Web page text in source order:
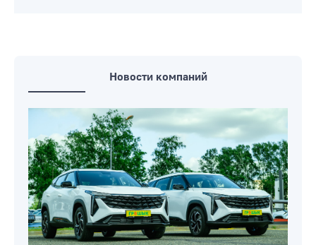
Новости компаний